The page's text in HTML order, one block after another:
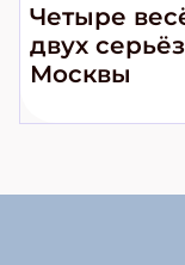
Четыре
двух
Москвы